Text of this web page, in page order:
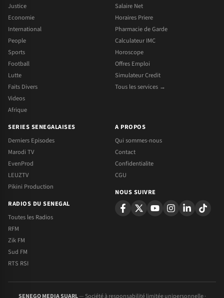
Justice
Economie
International
People
Sports
Football
Lutte
Faits Divers
Videos
Afrique
Salaire Net
Horaires Priere
Pharmacie de Garde
Calculateur IMC
Horoscope
Offres Emploi
Simulateur Credit
Tous les services →
SERIES SENEGALAISES
Derniers Episodes
Marodi TV
EvenProd
LEUZTV
Pikini Production
RADIOS DU SENEGAL
Toutes les Radios
RFM
Zik FM
Sud FM
RTS RSI
A PROPOS
Qui sommes-nous
Contact
Confidentialite
CGU
NOUS SUIVRE